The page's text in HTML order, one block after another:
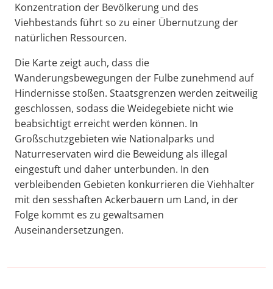
Konzentration der Bevölkerung und des
Viehbestands führt so zu einer Übernutzung der
natürlichen Ressourcen.
Die Karte zeigt auch, dass die
Wanderungsbewegungen der Fulbe zunehmend auf
Hindernisse stoßen. Staatsgrenzen werden zeitweilig
geschlossen, sodass die Weidegebiete nicht wie
beabsichtigt erreicht werden können. In
Großschutzgebieten wie Nationalparks und
Naturreservaten wird die Beweidung als illegal
eingestuft und daher unterbunden. In den
verbleibenden Gebieten konkurrieren die Viehhalter
mit den sesshaften Ackerbauern um Land, in der
Folge kommt es zu gewaltsamen
Auseinandersetzungen.